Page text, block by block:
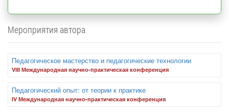
Мероприятия автора
Педагогическое мастерство и педагогические технологии
VIII Международная научно-практическая конференция
Педагогический опыт: от теории к практике
IV Международная научно-практическая конференция